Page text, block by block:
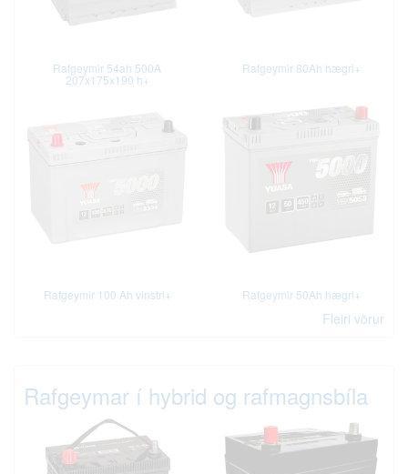
Rafgeymir 54ah 500A
207x175x190 h+
Rafgeymir 80Ah hægri+
Rafgeymir 100 Ah vinstri+ Rafgeymir 50Ah hægri+
Fleiri vörur
Rafgeymar í hybrid og rafmagnsbíla